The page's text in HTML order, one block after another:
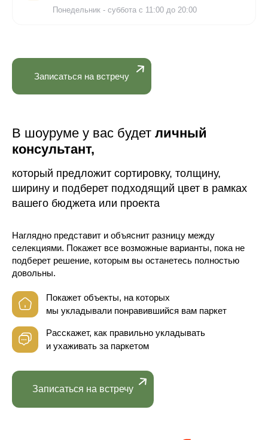
Понедельник - суббота с 11:00 до 20:00
Записаться на встречу
В шоуруме у вас будет личный
консультант,
который предложит сортировку, толщину,
ширину и подберет подходящий цвет в рамках
вашего бюджета или проекта
Наглядно представит и объяснит разницу между
селекциями. Покажет все возможные варианты, пока не
подберет решение, которым вы останетесь полностью
довольны.
Покажет объекты, на которых
мы укладывали понравившийся вам паркет
Расскажет, как правильно укладывать
и ухаживать за паркетом
Записаться на встречу